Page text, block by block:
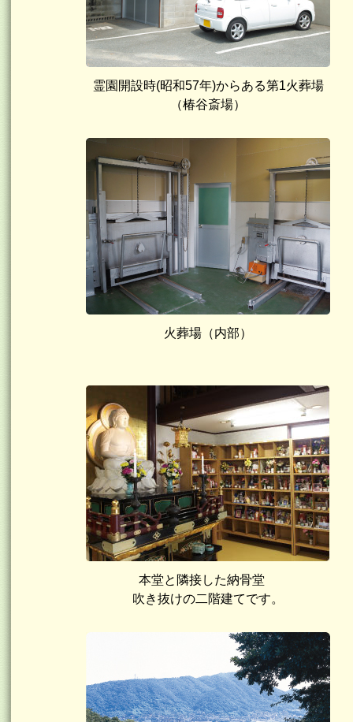
霊園開設時(昭和57年)からある第1火葬場
（椿谷斎場）
火葬場（内部）
本堂と隣接した納骨堂
吹き抜けの二階建てです。